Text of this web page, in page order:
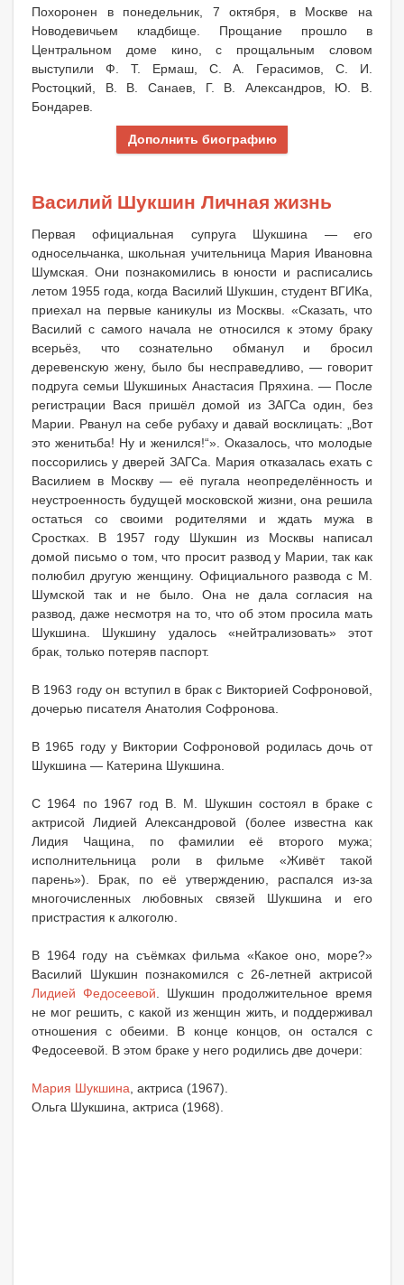
Похоронен в понедельник, 7 октября, в Москве на
Новодевичьем кладбище. Прощание прошло в
Центральном доме кино, с прощальным словом
выступили Ф. Т. Ермаш, С. А. Герасимов, С. И.
Ростоцкий, В. В. Санаев, Г. В. Александров, Ю. В.
Бондарев.
Дополнить биографию
Василий Шукшин Личная жизнь
Первая официальная супруга Шукшина — его
односельчанка, школьная учительница Мария Ивановна
Шумская. Они познакомились в юности и расписались
летом 1955 года, когда Василий Шукшин, студент ВГИКа,
приехал на первые каникулы из Москвы. «Сказать, что
Василий с самого начала не относился к этому браку
всерьёз, что сознательно обманул и бросил
деревенскую жену, было бы несправедливо, — говорит
подруга семьи Шукшиных Анастасия Пряхина. — После
регистрации Вася пришёл домой из ЗАГСа один, без
Марии. Рванул на себе рубаху и давай восклицать: „Вот
это женитьба! Ну и женился!“». Оказалось, что молодые
поссорились у дверей ЗАГСа. Мария отказалась ехать с
Василием в Москву — её пугала неопределённость и
неустроенность будущей московской жизни, она решила
остаться со своими родителями и ждать мужа в
Сростках. В 1957 году Шукшин из Москвы написал
домой письмо о том, что просит развод у Марии, так как
полюбил другую женщину. Официального развода с М.
Шумской так и не было. Она не дала согласия на
развод, даже несмотря на то, что об этом просила мать
Шукшина. Шукшину удалось «нейтрализовать» этот
брак, только потеряв паспорт.
В 1963 году он вступил в брак с Викторией Софроновой,
дочерью писателя Анатолия Софронова.
В 1965 году у Виктории Софроновой родилась дочь от
Шукшина — Катерина Шукшина.
С 1964 по 1967 год В. М. Шукшин состоял в браке с
актрисой Лидией Александровой (более известна как
Лидия Чащина, по фамилии её второго мужа;
исполнительница роли в фильме «Живёт такой
парень»). Брак, по её утверждению, распался из-за
многочисленных любовных связей Шукшина и его
пристрастия к алкоголю.
В 1964 году на съёмках фильма «Какое оно, море?»
Василий Шукшин познакомился с 26-летней актрисой
Лидией Федосеевой . Шукшин продолжительное время
не мог решить, с какой из женщин жить, и поддерживал
отношения с обеими. В конце концов, он остался с
Федосеевой. В этом браке у него родились две дочери:
Мария Шукшина , актриса (1967).
Ольга Шукшина, актриса (1968).